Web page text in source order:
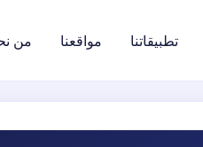
تطبيقاتنا مواقعنا من